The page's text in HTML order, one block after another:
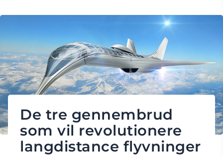
De tre gennembrud
som vil revolutionere
langdistance flyvninger